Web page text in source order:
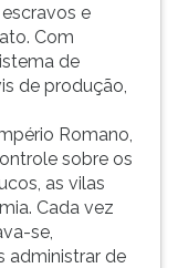
e
Com
de
de produção,
Romano,
sobre os
as vilas
Cada vez
se,
administrar de